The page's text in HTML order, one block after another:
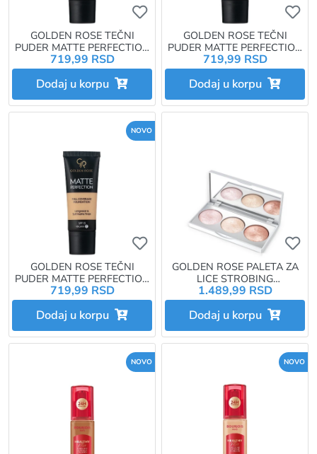
Ukoliko želite da dodate
GOLDEN ROSE TEČNI
PUDER MATTE PERFECTION
N4
719,99 RSD
Dodaj u korpu
GOLDEN ROSE TEČNI
PUDER MATTE PERFECTION
N5
719,99 RSD
Dodaj u korpu
Ukoliko želite da dodate
GOLDEN ROSE TEČNI
PUDER MATTE PERFECTION
N6
NOVO
719,99 RSD
Dodaj u korpu
GOLDEN ROSE PALETA ZA
LICE STROBING
HIGHLIGHTER
1.489,99 RSD
Dodaj u korpu
NOVO NOVO